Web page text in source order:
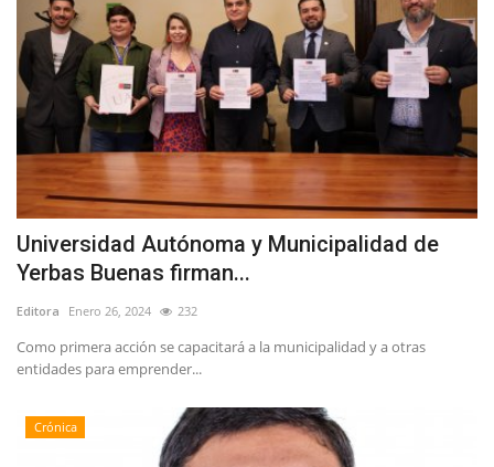
Universidad Autónoma y Municipalidad de
Yerbas Buenas firman...
Editora Enero 26, 2024 232
Como primera acción se capacitará a la municipalidad y a otras
entidades para emprender...
Crónica